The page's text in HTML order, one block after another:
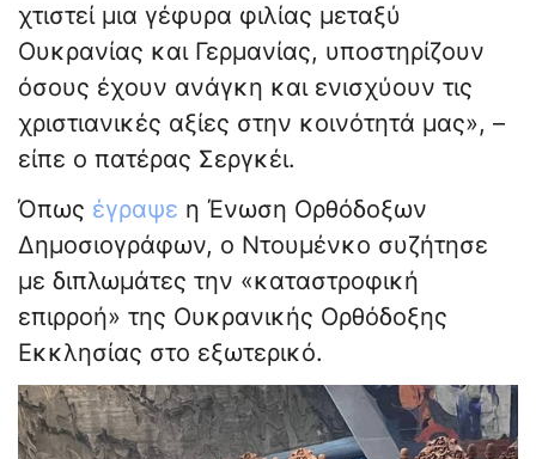
χτιστεί μια γέφυρα φιλίας μεταξύ
Ουκρανίας και Γερμανίας, υποστηρίζουν
όσους έχουν ανάγκη και ενισχύουν τις
χριστιανικές αξίες στην κοινότητά μας», –
είπε ο πατέρας Σεργκέι.
Όπως έγραψε η Ένωση Ορθόδοξων
Δημοσιογράφων, ο Ντουμένκο συζήτησε
με διπλωμάτες την «καταστροφική
επιρροή» της Ουκρανικής Ορθόδοξης
Εκκλησίας στο εξωτερικό.